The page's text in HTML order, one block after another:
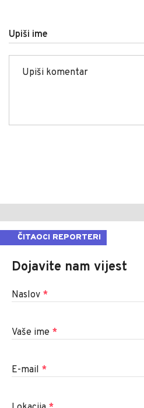
Upiši ime
ČITAOCI REPORTERI
Dojavite nam vijest
Naslov *
Vaše ime *
E-mail *